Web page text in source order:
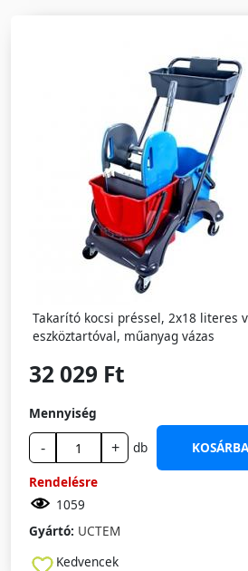
Takarító kocsi préssel, 2x18 literes
eszköztartóval, műanyag vázas
32 029 Ft
Mennyiség
- + db
KOSÁRBA
Rendelésre
1059
Gyártó: UCTEM
Kedvencek